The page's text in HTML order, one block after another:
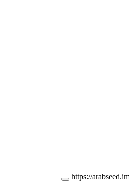
https://